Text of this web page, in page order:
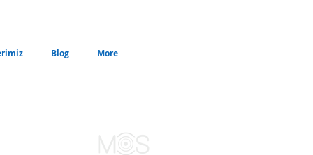
Blog More